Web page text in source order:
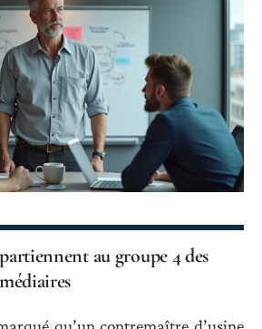
au groupe 4 des